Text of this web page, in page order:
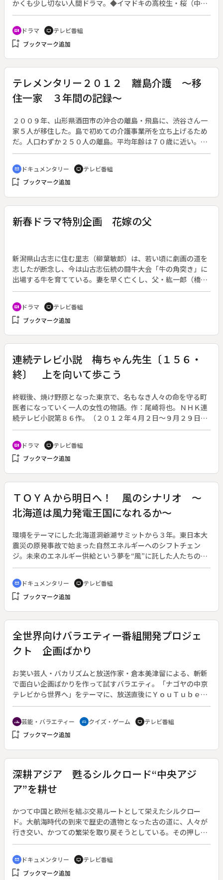
かくも少し切ない人間ドラマ。◆イマドキの高校生・桜（中川
大志）は、母・純子（斉藤由貴）の３度目の再婚話に頭を悩ま
せていた。そんな二人の元へ、純子の前夫（眞島秀和）の連れ
子・志保（蓮佛美沙子）が７年ぶりに現れる。再会に戸惑う桜
を尻目に、志保と純子は失った時間を埋めるかのように打ち解
recent_actors ドラマ tv テレビ番組
bookmark_add ブックマーク追加
テレメンタリー２０１２ 離島介護 ～移
住一家 ３年間の記録～
２００９年、山形県酒田市の沖合の離島・飛島に、渋谷さん一
家５人が移住した。島で初めての介護事業所を立ち上げるため
だ。人口わずか２５０人の離島。平均年齢は７０歳に近い。だ
が、介護認定を受けても公的な介護サービスを利用しない島民
が多い。移住から３年目、見えてきた離島介護の限界と現
実…。画一的な介護サービスだけでは、島の高齢者を支えるこ
とはできない。夫に先立たれ、生きがいを喪失し、浜の仕事か
ービスの高齢者に呼びかけ、新たな取り組みを始めた。それは
浜仕事が得意な高齢者の能力を活かす「水産物の加工所」だっ
た。島に移住した一家の３年間の取り組みを通して、老いを支
cinematic_blur ドキュメンタリー tv テレビ番組
bookmark_add ブックマーク追加
新春ドラマ特別企画 花嫁の父
新潟県山古志に住む里志（柳葉敏郎）は、若い頃に劇画の道を
志したが断念し、今は山古志伝統の闘牛大会「牛の角突き」に
出場する牛を育てている。妻を早く亡くし、父・紘一郎（橋爪
功）、聴覚障害を持つ娘の美音（貫地谷しほり）と三人で暮ら
す。固い絆で結ばれた里志と美音だが、美音に地元の若者・一
太（趙?和）との縁談が進んでいた。一方、里志にも純な片思
いをしている女性・雪子（余貴美子）がいる。雪子は里志にと
った。様々な想いが交錯する中、美音と一太との縁談が破談に
なる。傷ついた心を癒そうと東京へ旅に出た美音は、浅草の老
舗船宿の後継ぎで船頭をしている青年・丸（向井理）と巡り合
う。丸は耳の聞こえない美音のために手話をおぼえる。次第に
捨てられたという悲しい過去があった。一途な丸は美音に求婚
するが、丸との結婚は、美音にとって父との離別を意味する。
四季を越えて二人を見守ってきた里志は、ある日、浅草の丸の
recent_actors ドラマ tv テレビ番組
bookmark_add ブックマーク追加
連続テレビ小説 梅ちゃん先生〔１５６・
終〕 上を向いて歩こう
終戦後、焼け野原となった東京で、名もなき人々の命を守る町
医者になっていく一人の女性の物語。作：尾崎将也。ＮＨＫ連
続テレビ小説第８６作。（２０１２年４月２日～９月２９日放
送、全１５６回）◆最終週「上を向いて歩こう」最終回。昭和
３６年（１９６１）秋、建造（高橋克実）の異変に気付いた梅
子（堀北真希）は、建造に訳を尋ねる。梅子と、そこに居合わ
せた幸吉（片岡鶴太郎）は、その訳を聞き、あぜんとする。し
くれ」と頼まれ何も言えない。しばらくして、梅子は竹夫や松
かった。そして梅子は、家族全員に、あることを告げる。◆解
説副音声あり
recent_actors ドラマ tv テレビ番組
bookmark_add ブックマーク追加
ＴＯＹＡから明日へ！ 風のシナリオ ～
北海道は風力発電王国になれるか～
環境をテーマにした北海道洞爺湖サミットから３年。東日本大
震災の原発事故で始まった自然エネルギーへのシフトチェン
ジ。未来のエネルギー供給という夢を“風”に託した人たちの姿
を追いながら、「風力発電王国・北海道」の可能性を検証す
る。◆日本では自然エネルギーは不安定、中でも「風力」は文
字通り“風まかせ”だとして電力各社は及び腰。しかし世界各国
を取材すると、圧倒的に進んでいるのは風力発電であることが
地だ。市民風車、自治体風車、洋上風車…。風という北海道の
膨大な資源を生かそうと、次々とプロジェクトが立ちあがって
いる。
cinematic_blur ドキュメンタリー tv テレビ番組
bookmark_add ブックマーク追加
全世界向けバラエティー番組開発プロジェ
クト 企画ばかり
お笑い芸人・バカリズムと放送作家・倉本美津留による、斬新
で面白い企画ばかりを作って試すバラエティ。「ナゴヤの中京
テレビから世界へ」をテーマに、放送直後にＹｏｕＴｕｂｅに
アップし、全世界に配信するという実験的番組。◆この特別編
の内容は…企画１「クイズ！テンポよく間違えよう」：全２０
問のクイズに、とにかくテンポよく、面白く間違えて答える。
企画２「飛躍させよう」：簡単な図形が書かれた紙に何かを書
groups 芸能・バラエティー sports_esports クイズ・ゲーム tv テレビ番組
bookmark_add ブックマーク追加
深耕アジア 甦るシルクロード“中央アジ
ア”を耕せ
かつて中国と欧州を結ぶ交易ルートとして栄えたシルクロー
ド。大航海時代の到来で歴史の遺物となった古の道に、人々が
行き交い、かつての繁栄を取り戻そうとしている。その押し寄
せる新たなうねりで沸騰し始めた国が、カザフスタンである。
ソ連から独立して２０年余り。豊富な地下資源を背景に、世界
中から人・モノ・金が集まり、草原の春を謳歌している。その
カザフスタンにチャンスを求め、 開拓に挑むアジアの民たち
cinematic_blur ドキュメンタリー tv テレビ番組
bookmark_add ブックマーク追加